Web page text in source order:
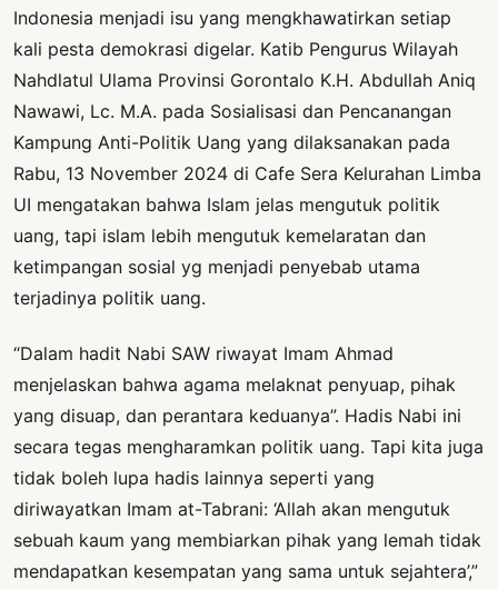
Indonesia menjadi isu yang mengkhawatirkan setiap
kali pesta demokrasi digelar. Katib Pengurus Wilayah
Nahdlatul Ulama Provinsi Gorontalo K.H. Abdullah Aniq
Nawawi, Lc. M.A. pada Sosialisasi dan Pencanangan
Kampung Anti-Politik Uang yang dilaksanakan pada
Rabu, 13 November 2024 di Cafe Sera Kelurahan Limba
UI mengatakan bahwa Islam jelas mengutuk politik
uang, tapi islam lebih mengutuk kemelaratan dan
ketimpangan sosial yg menjadi penyebab utama
terjadinya politik uang.
“Dalam hadit Nabi SAW riwayat Imam Ahmad
menjelaskan bahwa agama melaknat penyuap, pihak
yang disuap, dan perantara keduanya”. Hadis Nabi ini
secara tegas mengharamkan politik uang. Tapi kita juga
tidak boleh lupa hadis lainnya seperti yang
diriwayatkan Imam at-Tabrani: ‘Allah akan mengutuk
sebuah kaum yang membiarkan pihak yang lemah tidak
mendapatkan kesempatan yang sama untuk sejahtera’,”